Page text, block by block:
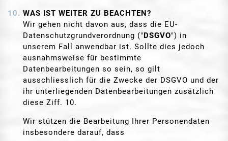
WAS IST WEITER ZU BEACHTEN?
Wir gehen nicht davon aus, dass die EU-
Datenschutzgrundverordnung (" DSGVO") in
unserem Fall anwendbar ist. Sollte dies jedoch
ausnahmsweise für bestimmte
Datenbearbeitungen so sein, so gilt
ausschliesslich für die Zwecke der DSGVO und der
ihr unterliegenden Datenbearbeitungen zusätzlich
diese Ziff. 10.
Wir stützen die Bearbeitung Ihrer Personendaten
insbesondere darauf, dass